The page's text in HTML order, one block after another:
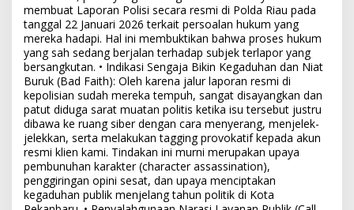
membuat Laporan Polisi secara resmi di Polda Riau pada
tanggal 22 Januari 2026 terkait persoalan hukum yang
mereka hadapi. Hal ini membuktikan bahwa proses hukum
yang sah sedang berjalan terhadap subjek terlapor yang
bersangkutan. • Indikasi Sengaja Bikin Kegaduhan dan Niat
Buruk (Bad Faith): Oleh karena jalur laporan resmi di
kepolisian sudah mereka tempuh, sangat disayangkan dan
patut diduga sarat muatan politis ketika isu tersebut justru
dibawa ke ruang siber dengan cara menyerang, menjelek-
jelekkan, serta melakukan tagging provokatif kepada akun
resmi klien kami. Tindakan ini murni merupakan upaya
pembunuhan karakter (character assassination),
penggiringan opini sesat, dan upaya menciptakan
kegaduhan publik menjelang tahun politik di Kota